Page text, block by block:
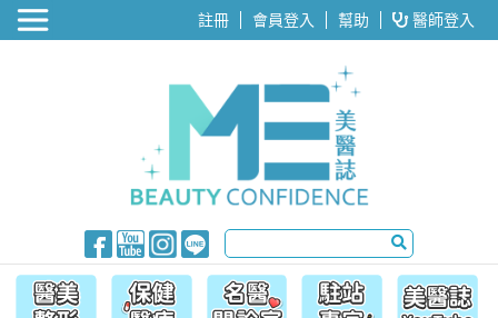
醫美整形 註冊 會員登入 幫助 醫師登入